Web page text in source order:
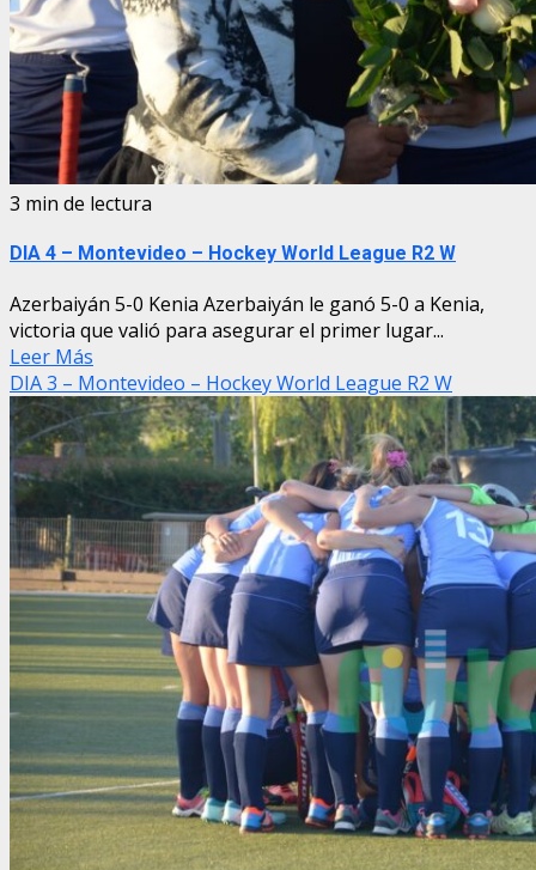
3 min de lectura
DIA 4 – Montevideo – Hockey World League R2 W
Azerbaiyán 5-0 Kenia Azerbaiyán le ganó 5-0 a Kenia,
victoria que valió para asegurar el primer lugar...
Leer Más
DIA 3 – Montevideo – Hockey World League R2 W